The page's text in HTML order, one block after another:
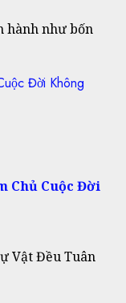
hành như bốn
Đời Không
Chủ Cuộc Đời
Vật Đều Tuân